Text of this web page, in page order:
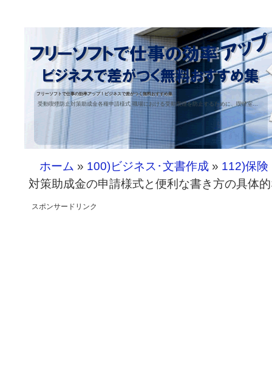
フリーソフトで仕事の効率アップ！ビジネスで差がつく無料おすすめ集
受動喫煙防止対策助成金各種申請様式 職場における受動喫煙を防止するために、喫煙室...
ホーム » 100)ビジネス･文書作成» 112)保険
対策助成金の申請様式と便利な書き方の具体
スポンサードリンク